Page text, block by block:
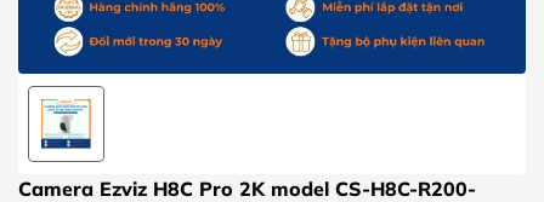
Camera Ezviz H8C Pro 2K model CS-H8C-R200-